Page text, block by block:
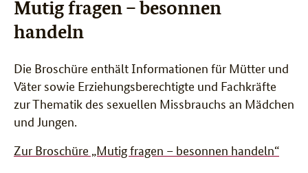
Mutig fragen – besonnen
handeln
Die Broschüre enthält Informationen für Mütter und
Väter sowie Erziehungsberechtigte und Fachkräfte
zur Thematik des sexuellen Missbrauchs an Mädchen
und Jungen.
Zur Broschüre „Mutig fragen – besonnen handeln“